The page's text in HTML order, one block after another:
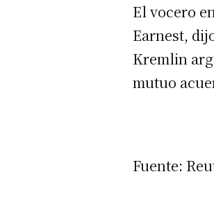
El vocero
Earnest,
Kremlin
mutuo
Fuente: